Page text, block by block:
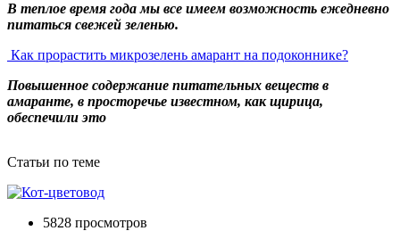
В теплое время года мы все имеем возможность ежедневно
питаться свежей зеленью.
Как прорастить микрозелень амарант на подоконнике?
Повышенное содержание питательных веществ в
амаранте, в просторечье известном, как щирица,
обеспечили это
Статьи по теме
5828 просмотров